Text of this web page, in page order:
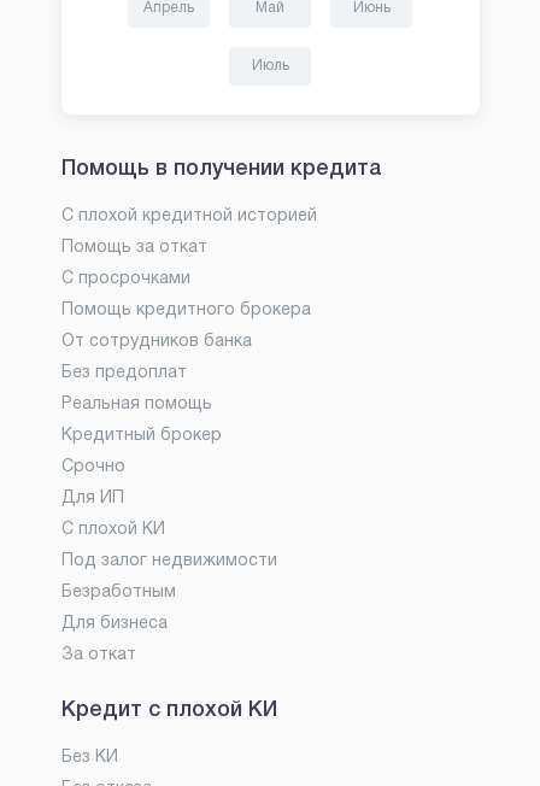
Апрель Май Июнь
Июль
Помощь в получении кредита
С плохой кредитной историей
Помощь за откат
С просрочками
Помощь кредитного брокера
От сотрудников банка
Без предоплат
Реальная помощь
Кредитный брокер
Срочно
Для ИП
С плохой КИ
Под залог недвижимости
Безработным
Для бизнеса
За откат
Кредит с плохой КИ
Без КИ